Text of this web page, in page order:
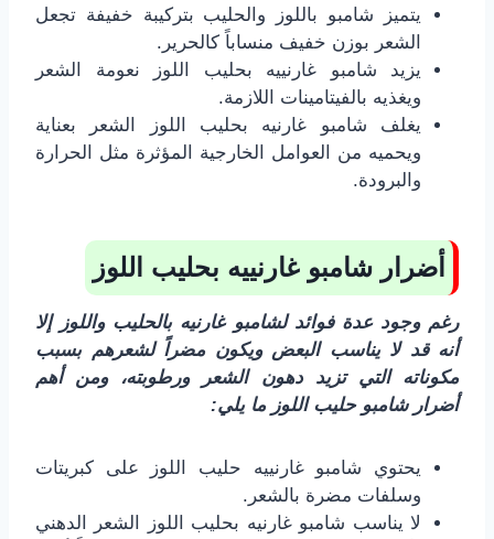
يتميز شامبو باللوز والحليب بتركيبة خفيفة تجعل
الشعر بوزن خفيف منساباً كالحرير.
يزيد شامبو غارنييه بحليب اللوز نعومة الشعر
ويغذيه بالفيتامينات اللازمة.
يغلف شامبو غارنيه بحليب اللوز الشعر بعناية
ويحميه من العوامل الخارجية المؤثرة مثل الحرارة
والبرودة.
أضرار شامبو غارنييه بحليب اللوز
رغم وجود عدة فوائد لشامبو غارنيه بالحليب واللوز إلا
أنه قد لا يناسب البعض ويكون مضراً لشعرهم بسبب
مكوناته التي تزيد دهون الشعر ورطوبته، ومن أهم
أضرار شامبو حليب اللوز ما يلي:
يحتوي شامبو غارنييه حليب اللوز على كبريتات
وسلفات مضرة بالشعر.
لا يناسب شامبو غارنيه بحليب اللوز الشعر الدهني